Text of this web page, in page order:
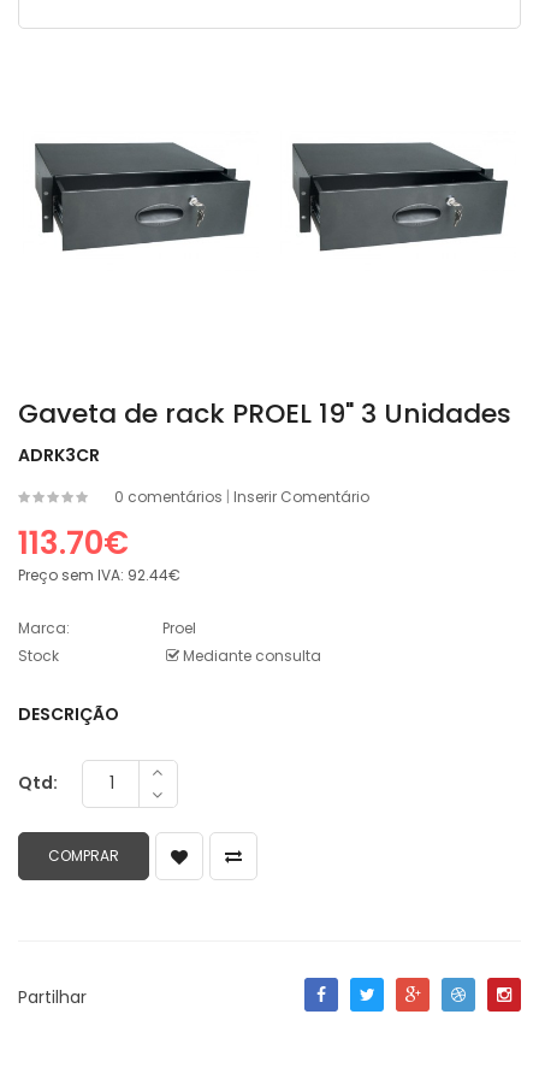
Gaveta de rack PROEL 19" 3 Unidades
ADRK3CR
0 comentários | Inserir Comentário
113.70€
Preço sem IVA: 92.44€
Marca:
Proel
Stock
Mediante consulta
DESCRIÇÃO
Qtd:
Partilhar